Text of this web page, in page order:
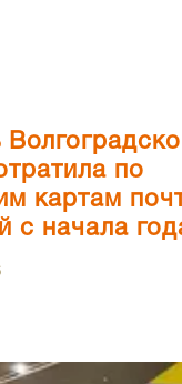
по
картам
с начала